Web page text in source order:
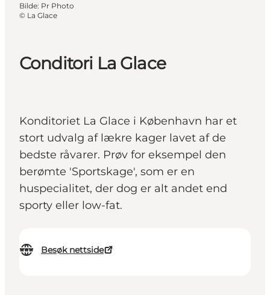
Conditori La Glace
Konditoriet La Glace i København har et
stort udvalg af lækre kager lavet af de
bedste råvarer. Prøv for eksempel den
berømte 'Sportskage', som er en
huspecialitet, der dog er alt andet end
sporty eller low-fat.
Besøk nettside
Bilde: Pr Photo
© La Glace